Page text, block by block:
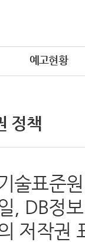
예고현황
정책
술표준
, DB정
저작권